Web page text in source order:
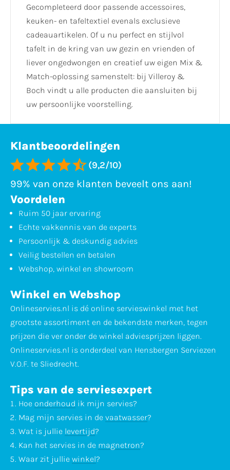
Gecompleteerd door passende accessoires,
keuken- en tafeltextiel evenals exclusieve
cadeauartikelen. Of u nu perfect en stijlvol
tafelt in de kring van uw gezin en vrienden of
liever ongedwongen en creatief uw eigen Mix &
Match-oplossing samenstelt: bij Villeroy &
Boch vindt u alle producten die aansluiten bij
uw persoonlijke voorstelling.
Klantbeoordelingen
(9,2/10)
99% van onze klanten beveelt ons aan!
Voordelen
Ruim 50 jaar ervaring
Echte vakkennis van de experts
Persoonlijk & deskundig advies
Veilig bestellen en betalen
Webshop, winkel en showroom
Winkel en Webshop
Onlineservies.nl is dé online servieswinkel met het
grootste assortiment en de bekendste merken, tegen
prijzen die ver onder de winkel adviesprijzen liggen.
Onlineservies.nl is onderdeel van Hensbergen Serviezen
V.O.F. te Sliedrecht.
Tips van de serviesexpert
Hoe onderhoud ik mijn servies?
Mag mijn servies in de vaatwasser?
Wat is jullie levertijd?
Kan het servies in de magnetron?
Waar zit jullie winkel?